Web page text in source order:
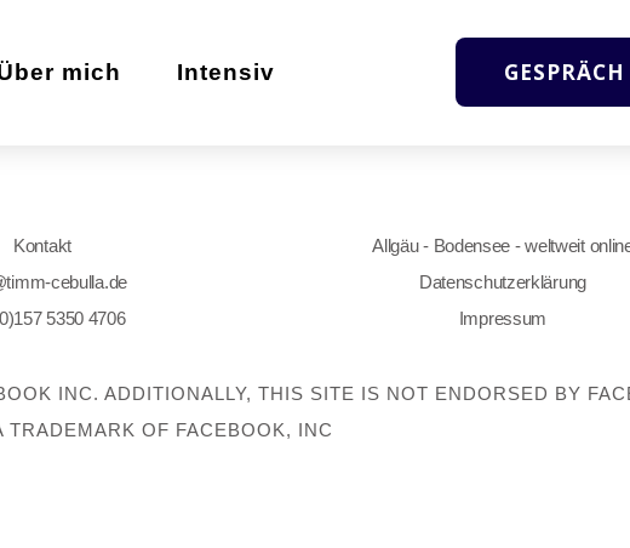
mich Intensiv
Kontakt
cebulla.de
5350 4706
Allgäu - Bodensee - weltweit
Datenschutzerklärung
Impressum
INC. ADDITIONALLY, THIS SITE IS NOT ENDORSED BY
TRADEMARK OF FACEBOOK, INC